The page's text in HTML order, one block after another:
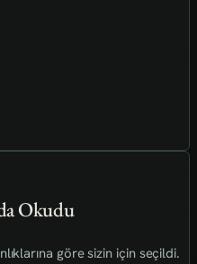
Okudu
göre sizin için seçildi.